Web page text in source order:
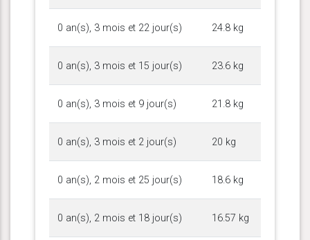
0 an(s), 3 mois et 22 jour(s) 24.8 kg
0 an(s), 3 mois et 15 jour(s) 23.6 kg
0 an(s), 3 mois et 9 jour(s) 21.8 kg
0 an(s), 3 mois et 2 jour(s) 20 kg
0 an(s), 2 mois et 25 jour(s) 18.6 kg
0 an(s), 2 mois et 18 jour(s) 16.57 kg